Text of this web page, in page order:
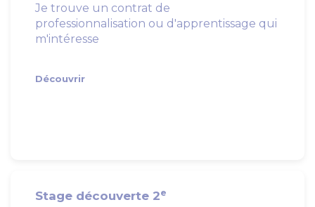
Je trouve un contrat de
professionnalisation ou d'apprentissage qui
m'intéresse
Découvrir
Stage découverte 2e